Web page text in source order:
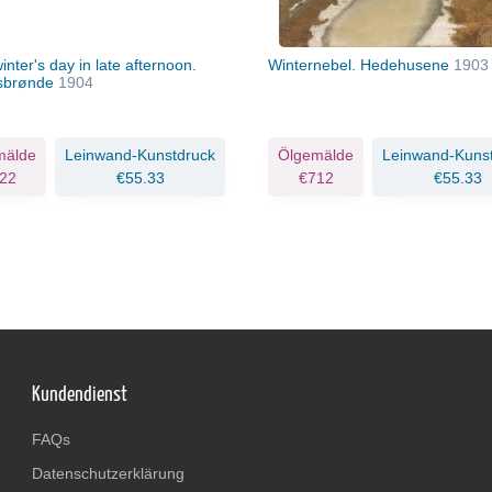
day in late afternoon.
1904
Leinwand-Kunstdruck
€55.33
Winternebel. Hedehusene 1903
Ölgemälde
€712
Leinwand-
€55.33
Kundendienst
FAQs
Datenschutzerklärung